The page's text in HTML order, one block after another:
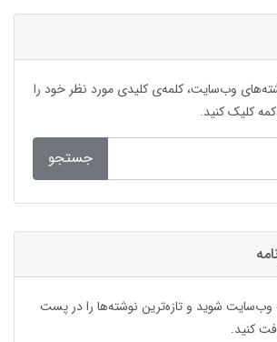
وب‌سایت، کلمه‌ی کلیدی مورد نظر خود را
کلیک کنید.
جستجو
وب‌سایت شوید و تازه‌ترین نوشته‌ها را در پست
کنید.